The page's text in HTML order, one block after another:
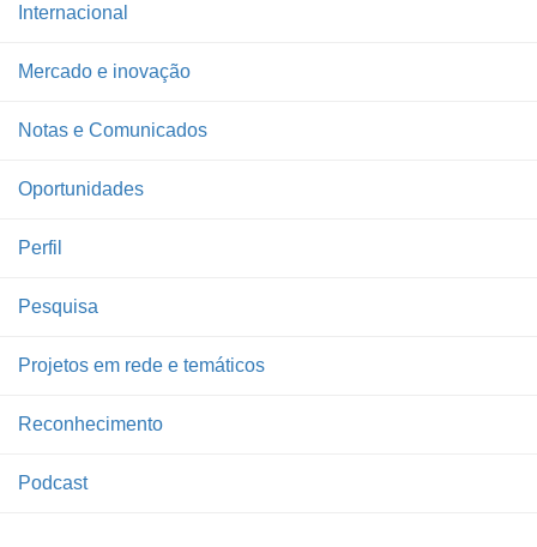
Internacional
Mercado e inovação
Notas e Comunicados
Oportunidades
Perfil
Pesquisa
Projetos em rede e temáticos
Reconhecimento
Podcast